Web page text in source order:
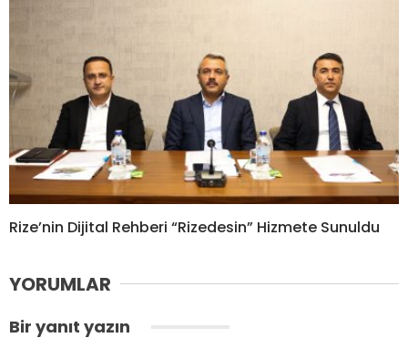
Rize’nin Dijital Rehberi “Rizedesin” Hizmete Sunuldu
YORUMLAR
Bir yanıt yazın